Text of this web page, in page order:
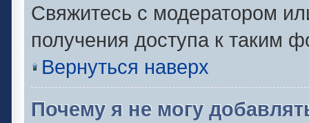
Свяжитесь с модератором
получения доступа к таким
Вернуться наверх
Почему я не могу